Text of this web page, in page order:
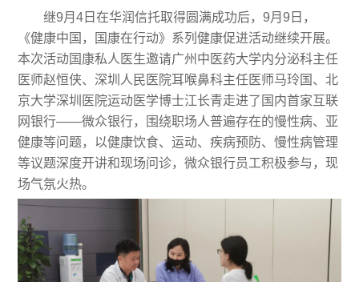
继9月4日在华润信托取得圆满成功后，9月9日，
《健康中国，国康在行动》系列健康促进活动继续开展。
本次活动国康私人医生邀请广州中医药大学内分泌科主任
医师赵恒侠、深圳人民医院耳喉鼻科主任医师马玲国、北
京大学深圳医院运动医学博士江长青走进了国内首家互联
网银行——微众银行，围绕职场人普遍存在的慢性病、亚
健康等问题，以健康饮食、运动、疾病预防、慢性病管理
等议题深度开讲和现场问诊，微众银行员工积极参与，现
场气氛火热。